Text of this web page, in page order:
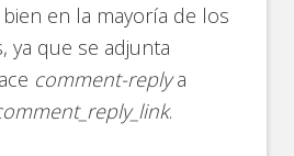
en la mayoría de los
ya que se adjunta
comment-replya
.